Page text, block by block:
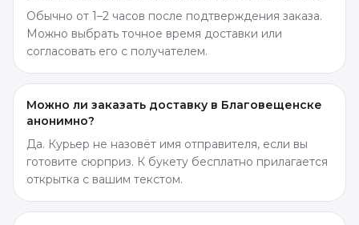
Обычно от 1–2 часов после подтверждения заказа.
Можно выбрать точное время доставки или
согласовать его с получателем.
Можно ли заказать доставку в Благовещенске
анонимно?
Да. Курьер не назовёт имя отправителя, если вы
готовите сюрприз. К букету бесплатно прилагается
открытка с вашим текстом.